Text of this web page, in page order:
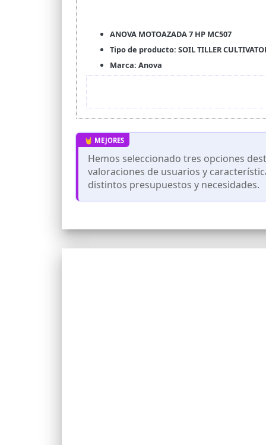
ANOVA MOTOAZADA 7 HP MC507
Tipo de producto: SOIL TILLER
Marca: Anova
Hemos seleccionado tres opciones
valoraciones de usuarios y
distintos presupuestos y necesidades.